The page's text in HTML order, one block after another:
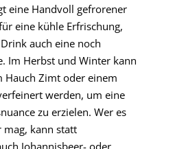
eine Handvoll gefrorener
eine kühle Erfrischung,
auch eine noch
Im Herbst und Winter kann
Hauch Zimt oder einem
werden, um eine
zu erzielen. Wer es
kann statt